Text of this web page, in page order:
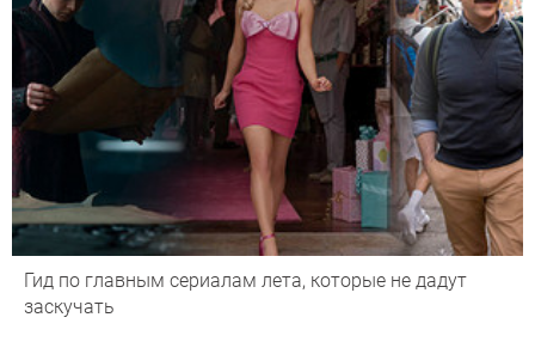
Гид по главным сериалам лета, которые не дадут
заскучать